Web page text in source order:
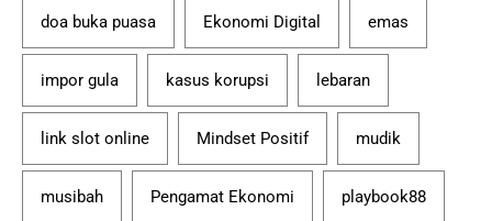
doa buka puasa Ekonomi Digital emas
impor gula kasus korupsi lebaran
link slot online Mindset Positif mudik
musibah Pengamat Ekonomi playbook88